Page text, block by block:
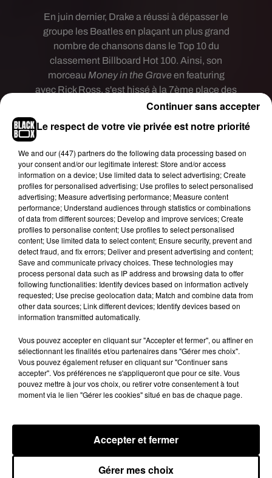
En juin dernier, Drake a réussi à dépasser le
groupe les Beatles en plaçant un plus grand
nombre de chansons dans le Top 10 du
classement Billboard Hot 100. Ainsi, son
morceau Money in the Graveen featuring
avec Rick Ross, s'est hissé à la 7ème place des
charts et a donc placé son 35ème single dans le
rappeur canadien s'est alors placé
L'occasion pour l'ex de Rihanna de fêter cette
nouvelle d'une manière très particulière. En effet,
Drake s'est fait tatouer sur le bras la cover de
Abbey Road(1969), l'album mythique des
Beatles, pour prouver sa supériorité face au
groupe britannique dans les charts.
Drake has a tattoo of himself in front of the
Beatles on his arm. “I got more slaps than the
Beatles...”pic.twitter.com/krzzFSF2Mj
— Word On Road (@WordOnRd)August 9, 2019
Voir cette publication sur Instagram
Le respect de votre vie privée est notre priorité
We and our (447) partnersdo the following data processing based on
your consent and/or our legitimate interest: Store and/or access
information on a device; Use limited data to select advertising; Create
profiles for personalised advertising; Use profiles to select personalised
advertising; Measure advertising performance; Measure content
performance; Understand audiences through statistics or combinations
of data from different sources; Develop and improve services; Create
profiles to personalise content; Use profiles to select personalised
content; Use limited data to select content; Ensure security, prevent and
detect fraud, and fix errors; Deliver and present advertising and content;
Save and communicate privacy choices. These technologies may
process personal data such as IP address and browsing data to offer
following functionalities: Identify devices based on information actively
requested; Use precise geolocation data; Match and combine data from
other data sources; Link different devices; Identify devices based on
information transmitted automatically.
Vous pouvez accepter en cliquant sur "Accepter et fermer", ou affiner en
sélectionnant les finalités et/ou partenaires dans "Gérer mes choix".
Vous pouvez également refuser en cliquant sur "Continuer sans
accepter". Vos préférences ne s'appliqueront que pour ce site. Vous
pouvez mettre à jour vos choix, ou retirer votre consentement à tout
moment via le lien "Gérer les cookies" situé en bas de chaque page.
Gérer mes choix
Accepter et fermer
Continuer sans accepter